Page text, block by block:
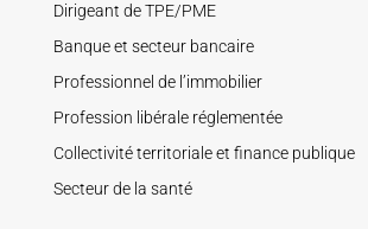
Dirigeant de TPE/PME
Banque et secteur bancaire
Professionnel de l’immobilier
Profession libérale réglementée
Collectivité territoriale et finance publique
Secteur de la santé